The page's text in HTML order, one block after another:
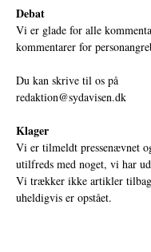
Debat
Vi er glade for alle
kommentarer for
Du kan skrive til os på
redaktion@sydavisen.dk
Klager
Vi er tilmeldt pressenævnet
utilfreds med noget, vi har
Vi trækker ikke artikler
uheldigvis er opstået.